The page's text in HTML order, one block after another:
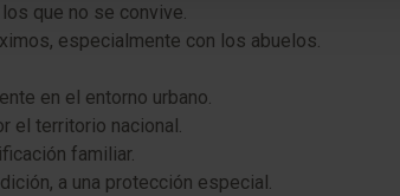
que no se convive.
especialmente con los abuelos.
en el entorno urbano.
el territorio nacional.
familiar.
a una protección especial.